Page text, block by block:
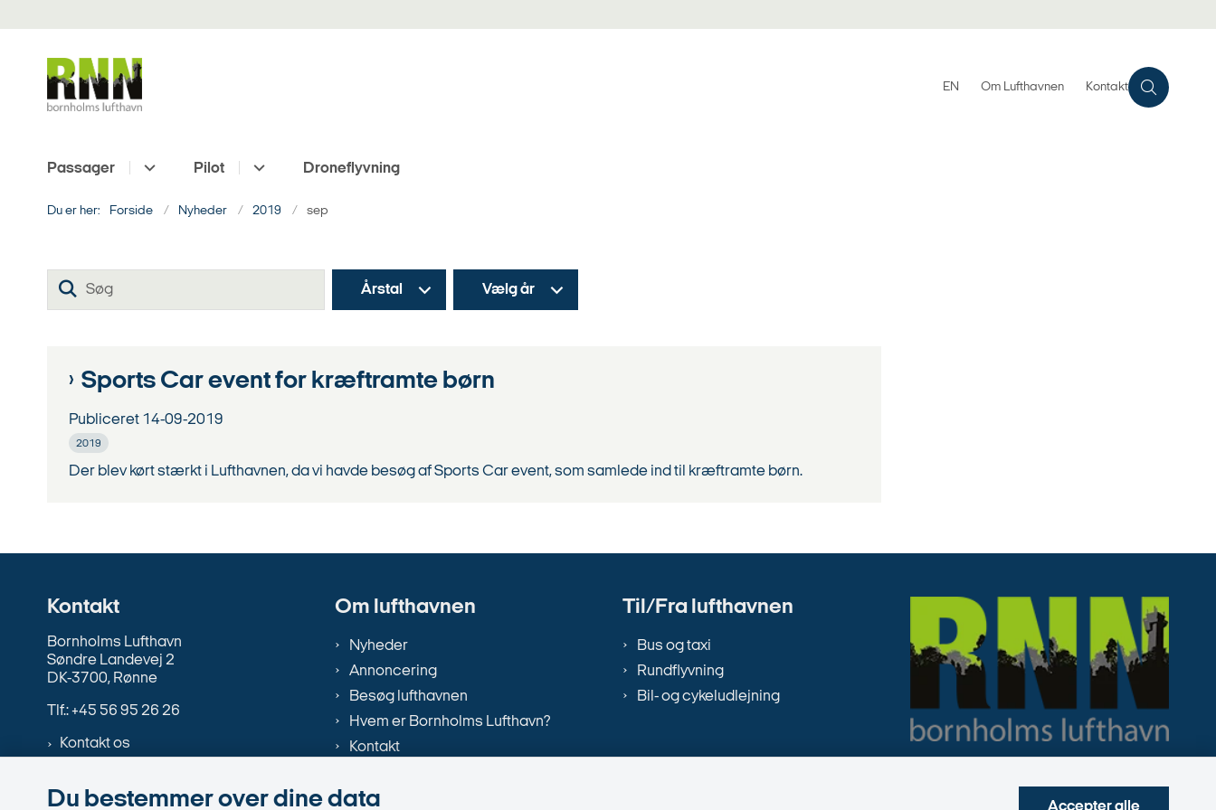
EN Om Lufthavnen Kontakt
Passager Pilot Droneflyvning
Du er her: Forside Nyheder 2019 sep
Årstal
Vælg år
Sports Car event for kræftramte børn
Publiceret 14-09-2019
2019
Der blev kørt stærkt i Lufthavnen, da vi havde besøg af Sports Car event, som samlede ind til kræftramte børn.
Kontakt
Bornholms Lufthavn
Søndre Landevej 2
DK-3700, Rønne
Tlf.: +45 56 95 26 26
Kontakt os
Om lufthavnen
Nyheder
Annoncering
Besøg lufthavnen
Hvem er Bornholms Lufthavn?
Kontakt
Rejsemål
Til/Fra lufthavnen
Bus og taxi
Rundflyvning
Bil- og cykeludlejning
Du bestemmer over dine data Accepter alle